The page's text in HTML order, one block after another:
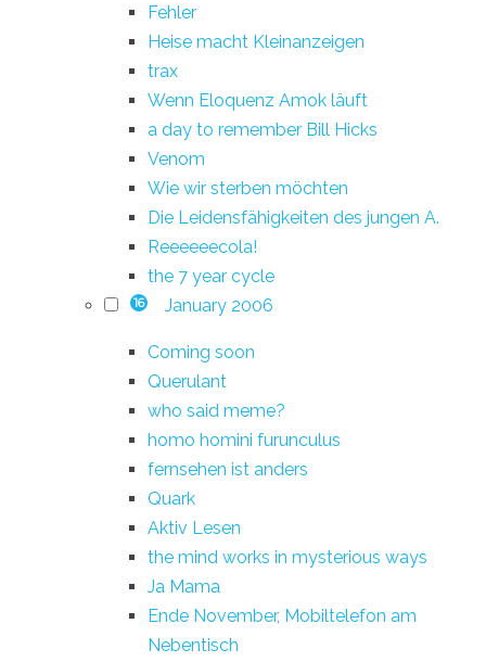
Fehler
Heise macht Kleinanzeigen
trax
Wenn Eloquenz Amok läuft
a day to remember Bill Hicks
Venom
Wie wir sterben möchten
Die Leidensfähigkeiten des jungen A.
Reeeeeecola!
the 7 year cycle
16 January 2006
Coming soon
Querulant
who said meme?
homo homini furunculus
fernsehen ist anders
Quark
Aktiv Lesen
the mind works in mysterious ways
Ja Mama
Ende November, Mobiltelefon am
Nebentisch